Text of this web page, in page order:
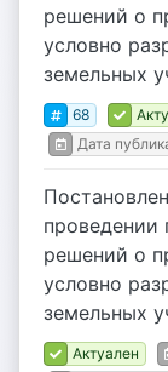
решений о
условно
земельных
68
Дата
проведении
решений о
условно
земельных
Актуален